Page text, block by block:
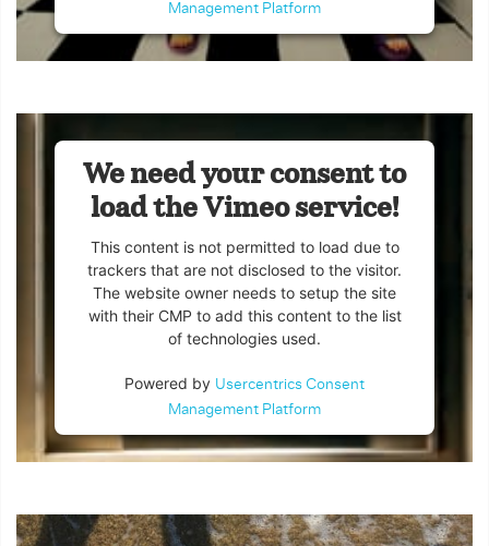
Management Platform
We need your consent to
load the Vimeo service!
This content is not permitted to load due to
trackers that are not disclosed to the visitor.
The website owner needs to setup the site
with their CMP to add this content to the list
of technologies used.
Powered by Usercentrics Consent
Management Platform